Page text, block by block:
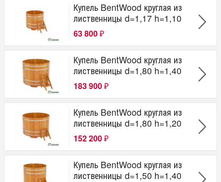
Купель BentWood круглая из
лиственницы d=1,17 h=1,10
63 800 ₽
Купель BentWood круглая из
лиственницы d=1,80 h=1,40
183 900 ₽
Купель BentWood круглая из
лиственницы d=1,80 h=1,20
152 200 ₽
Купель BentWood круглая из
лиственницы d=1,50 h=1,40